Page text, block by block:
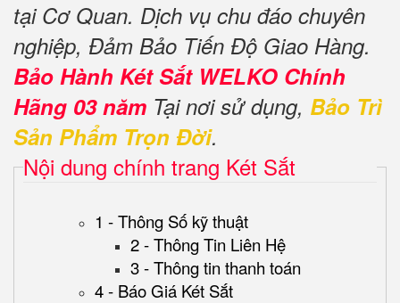
tại Cơ Quan. Dịch vụ chu đáo chuyên
nghiệp, Đảm Bảo Tiến Độ Giao Hàng.
Bảo Hành Két Sắt WELKO Chính
Hãng 03 năm Tại nơi sử dụng, Bảo Trì
Sản Phẩm Trọn Đời.
Nội dung chính trang Két Sắt
1 - Thông Số kỹ thuật
2 - Thông Tin Liên Hệ
3 - Thông tin thanh toán
4 - Báo Giá Két Sắt